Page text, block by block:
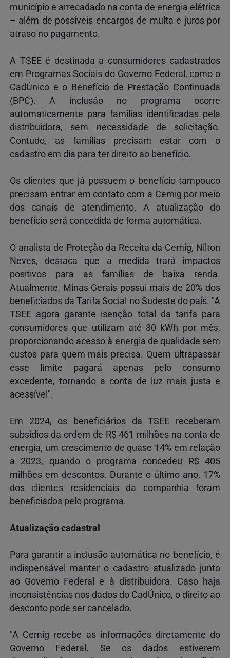
município e arrecadado na conta de energia elétrica
– além de possíveis encargos de multa e juros por
atraso no pagamento.
A TSEE é destinada a consumidores cadastrados
em Programas Sociais do Governo Federal, como o
CadÚnico e o Benefício de Prestação Continuada
(BPC). A inclusão no programa ocorre
automaticamente para famílias identificadas pela
distribuidora, sem necessidade de solicitação.
Contudo, as famílias precisam estar com o
cadastro em dia para ter direito ao benefício.
Os clientes que já possuem o benefício tampouco
precisam entrar em contato com a Cemig por meio
dos canais de atendimento. A atualização do
benefício será concedida de forma automática.
O analista de Proteção da Receita da Cemig, Nilton
Neves, destaca que a medida trará impactos
positivos para as famílias de baixa renda.
Atualmente, Minas Gerais possui mais de 20% dos
beneficiados da Tarifa Social no Sudeste do país. "A
TSEE agora garante isenção total da tarifa para
consumidores que utilizam até 80 kWh por mês,
proporcionando acesso à energia de qualidade sem
custos para quem mais precisa. Quem ultrapassar
esse limite pagará apenas pelo consumo
excedente, tornando a conta de luz mais justa e
acessível".
Em 2024, os beneficiários da TSEE receberam
subsídios da ordem de R$ 461 milhões na conta de
energia, um crescimento de quase 14% em relação
a 2023, quando o programa concedeu R$ 405
milhões em descontos. Durante o último ano, 17%
dos clientes residenciais da companhia foram
beneficiados pelo programa.
Atualização cadastral
Para garantir a inclusão automática no benefício, é
indispensável manter o cadastro atualizado junto
ao Governo Federal e à distribuidora. Caso haja
inconsistências nos dados do CadÚnico, o direito ao
desconto pode ser cancelado.
"A Cemig recebe as informações diretamente do
Governo Federal. Se os dados estiverem